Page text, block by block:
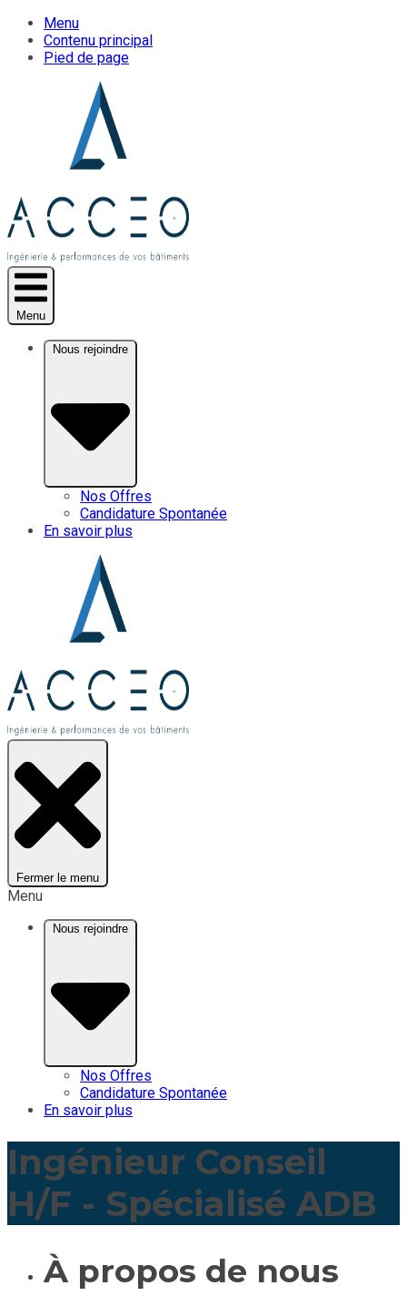
Menu
Contenu principal
Pied de page
Menu
Nous rejoindre
Nos Offres
Candidature Spontanée
En savoir plus
Fermer le menu
Menu
Nous rejoindre
Nos Offres
Candidature Spontanée
En savoir plus
Ingénieur Conseil
H/F - Spécialisé ADB
À propos de nous